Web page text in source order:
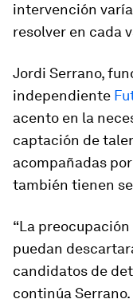
intervención
resolver en cada
Jordi Serrano,
independiente
acento en la
captación de
acompañadas
también tienen
“La
puedan
candidatos de
continúa